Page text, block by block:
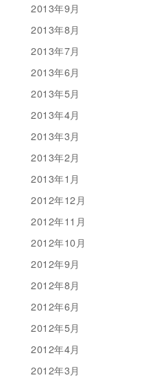
2013年9月
2013年8月
2013年7月
2013年6月
2013年5月
2013年4月
2013年3月
2013年2月
2013年1月
2012年12月
2012年11月
2012年10月
2012年9月
2012年8月
2012年6月
2012年5月
2012年4月
2012年3月